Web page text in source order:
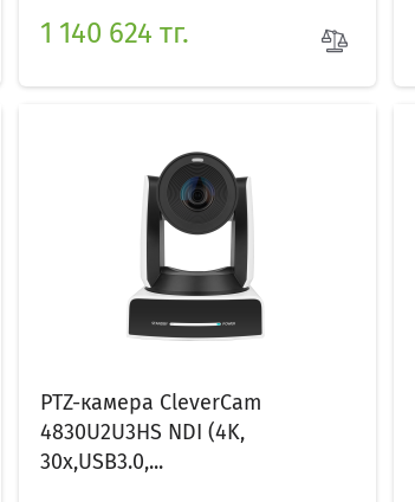
1 140 624 тг.
PTZ-камера CleverCam
4830U2U3HS NDI (4K,
30x,USB3.0,...